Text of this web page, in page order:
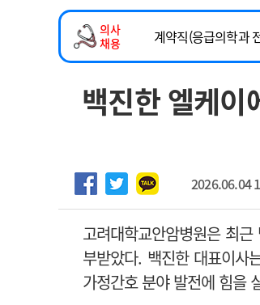
인포메이션 행정처분
고객센터 회사소개
의사
채용
계약직(응급의학과
하반기 전공의(레지
2026년 하반기 인턴
마취통증의학과 임
백진한 엘케이
2026.06.04
고려대학교안암병원은 최
부받았다. 백진한 대표이사
가정간호 분야 발전에 힘을